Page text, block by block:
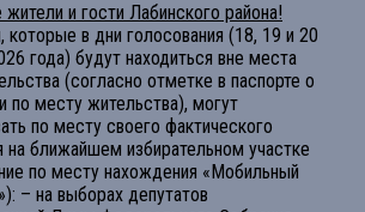
и гости Лабинского района!
которые в дни голосования (18, 19 и 20
года) будут находиться вне места
(согласно отметке в паспорте о
по месту жительства), могут
по месту своего фактического
на ближайшем избирательном участке
по месту нахождения «Мобильный
– на выборах депутатов